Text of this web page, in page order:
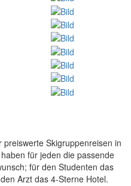
Skigruppenreisen in
für jeden die passende
für den Studenten das
Arzt das 4-Sterne Hotel.